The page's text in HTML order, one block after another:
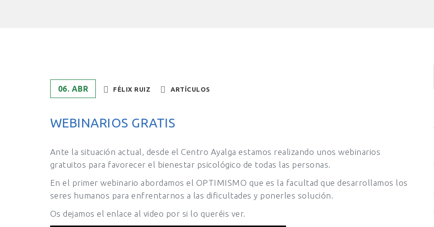
06. ABR FÉLIX RUIZ ARTÍCULOS
WEBINARIOS GRATIS
Ante la situación actual, desde el Centro Ayalga estamos realizando unos webinarios
gratuitos para favorecer el bienestar psicológico de todas las personas.
En el primer webinario abordamos el OPTIMISMO que es la facultad que desarrollamos los
seres humanos para enfrentarnos a las dificultades y ponerles solución.
Os dejamos el enlace al video por si lo queréis ver.